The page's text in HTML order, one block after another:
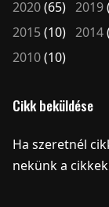
2020(65) 2019
2015(10) 2014
2010(10)
Cikk beküldése
Ha szeretnél
nekünk a